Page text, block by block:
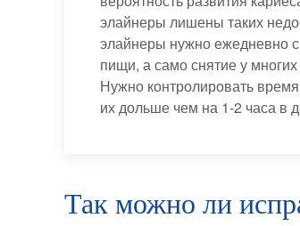
элайнеры лишены таких
элайнеры нужно ежедневно
пищи, а само снятие у
Нужно контролировать
их дольше чем на 1-2 часа в
Так можно ли